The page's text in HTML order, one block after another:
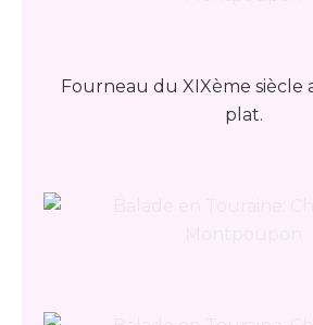
Fourneau du XIXème siècle
plat.